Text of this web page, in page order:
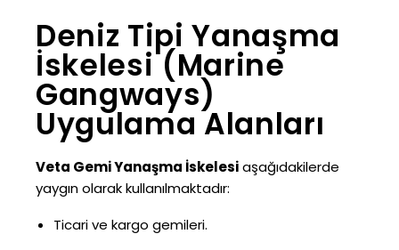
Deniz Tipi Yanaşma
İskelesi (Marine
Gangways)
Uygulama Alanları
Veta Gemi Yanaşma İskelesiaşağıdakilerde
yaygın olarak kullanılmaktadır:
Ticari ve kargo gemileri.